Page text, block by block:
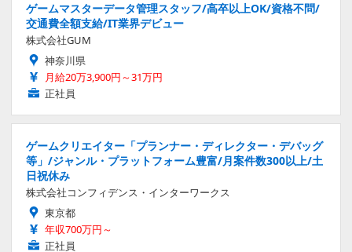
ゲームマスターデータ管理スタッフ/高卒以上OK/資格不問/
交通費全額支給/IT業界デビュー
株式会社GUM
神奈川県
月給20万3,900円～31万円
正社員
ゲームクリエイター「プランナー・ディレクター・デバッグ
等」/ジャンル・プラットフォーム豊富/月案件数300以上/土
日祝休み
株式会社コンフィデンス・インターワークス
東京都
年収700万円～
正社員